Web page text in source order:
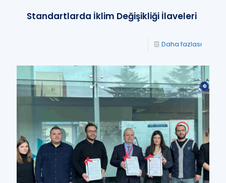
Standartlarda İklim Değişikliği İlaveleri
Daha fazlası